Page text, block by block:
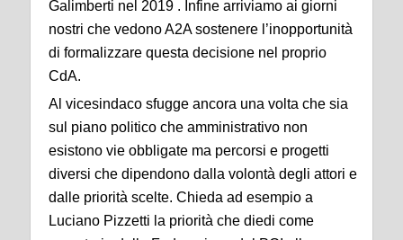
Galimberti nel 2019 . Infine arriviamo ai giorni
nostri che vedono A2A sostenere l’inopportunità
di formalizzare questa decisione nel proprio
CdA.
Al vicesindaco sfugge ancora una volta che sia
sul piano politico che amministrativo non
esistono vie obbligate ma percorsi e progetti
diversi che dipendono dalla volontà degli attori e
dalle priorità scelte. Chieda ad esempio a
Luciano Pizzetti la priorità che diedi come